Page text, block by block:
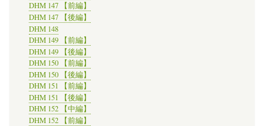
DHM 147 【前編】
DHM 147 【後編】
DHM 148
DHM 149 【前編】
DHM 149 【後編】
DHM 150 【前編】
DHM 150 【後編】
DHM 151 【前編】
DHM 151 【後編】
DHM 152 【中編】
DHM 152 【前編】